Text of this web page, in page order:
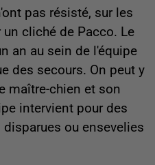
pas résisté, sur les
cliché de Pacco. Le
an au sein de l'équipe
des secours. On peut y
maître-chien et son
intervient pour des
ou ensevelies